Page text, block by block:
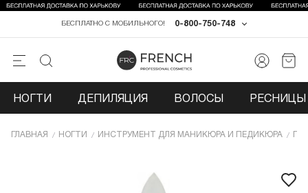
0-800-750-748
БЕСПЛАТНО С МОБИЛЬНОГО!
НОГТИ ДЕПИЛЯЦИЯ ВОЛОСЫ РЕСНИЦЫ
ГЛАВНАЯ НОГТИ ИНCТРУМЕНТ ДЛЯ МАНИКЮРА И ПЕДИКЮРА